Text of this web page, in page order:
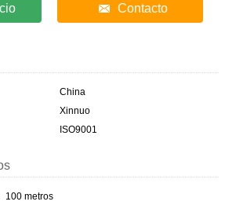
Contacto
China
Xinnuo
ISO9001
100 metros